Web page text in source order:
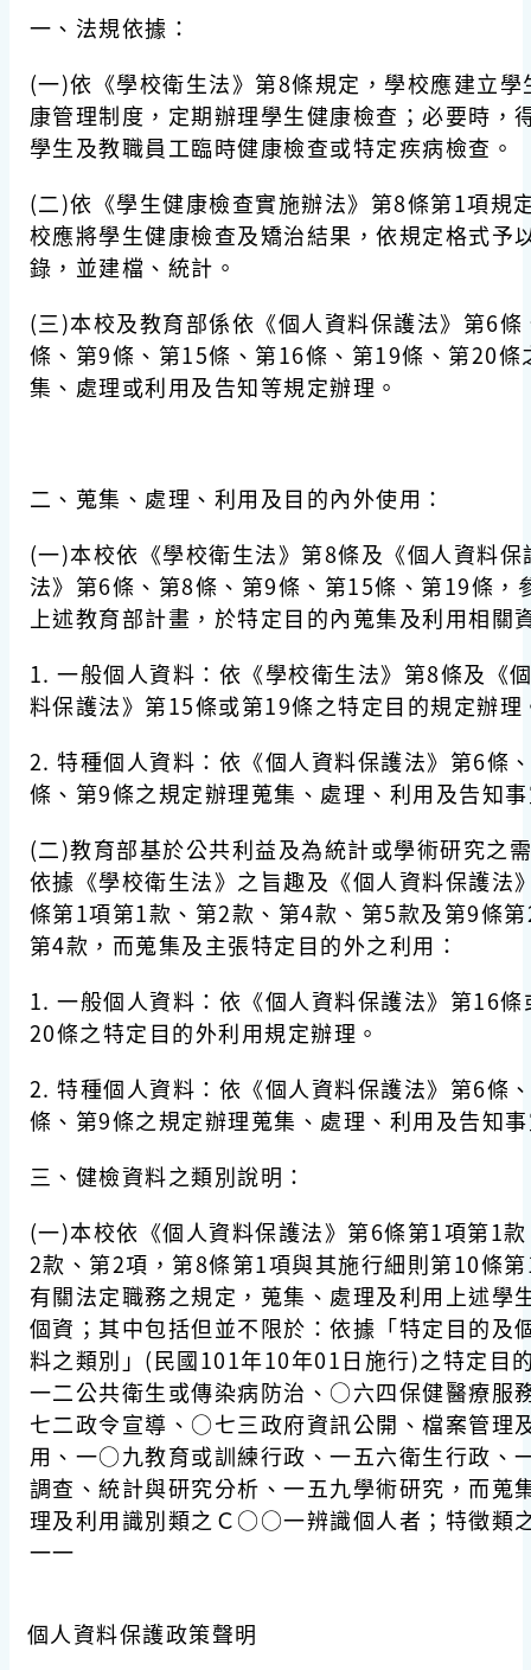
一、法規依據：
(一)依《學校衛生法》第8條規定，學校應建立學
康管理制度，定期辦理學生健康檢查；必要時，
學生及教職員工臨時健康檢查或特定疾病檢查。
(二)依《學生健康檢查實施辦法》第8條第1項規
校應將學生健康檢查及矯治結果，依規定格式予
錄，並建檔、統計。
(三)本校及教育部係依《個人資料保護法》第6條
條、第9條、第15條、第16條、第19條、第20條
集、處理或利用及告知等規定辦理。
二、蒐集、處理、利用及目的內外使用：
(一)本校依《學校衛生法》第8條及《個人資料保
法》第6條、第8條、第9條、第15條、第19條，
上述教育部計畫，於特定目的內蒐集及利用相關
1. 一般個人資料：依《學校衛生法》第8條及《
料保護法》第15條或第19條之特定目的規定辦理
2. 特種個人資料：依《個人資料保護法》第6條
條、第9條之規定辦理蒐集、處理、利用及告知
(二)教育部基於公共利益及為統計或學術研究之
依據《學校衛生法》之旨趣及《個人資料保護法
條第1項第1款、第2款、第4款、第5款及第9條
第4款，而蒐集及主張特定目的外之利用：
1. 一般個人資料：依《個人資料保護法》第16條
20條之特定目的外利用規定辦理。
2. 特種個人資料：依《個人資料保護法》第6條
條、第9條之規定辦理蒐集、處理、利用及告知
三、健檢資料之類別說明：
(一)本校依《個人資料保護法》第6條第1項第1
2款、第2項，第8條第1項與其施行細則第10條
有關法定職務之規定，蒐集、處理及利用上述學
個資；其中包括但並不限於：依據「特定目的及
料之類別」(民國101年10年01日施行)之特定目
一二公共衛生或傳染病防治、○六四保健醫療服
七二政令宣導、○七三政府資訊公開、檔案管理
用、一○九教育或訓練行政、一五六衛生行政、
調查、統計與研究分析、一五九學術研究，而蒐
理及利用識別類之Ｃ○○一辨識個人者；特徵類
一一
個人資料保護政策聲明